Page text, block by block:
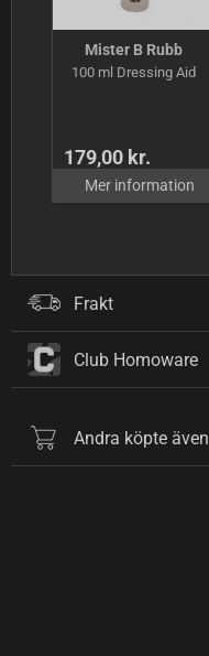
Mister B Rubb
100 ml Dressing Aid
179,00 kr.
Mer information
Frakt
Club Homoware
Andra köpte även